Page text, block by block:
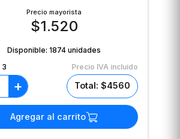
Precio mayorista
$1.520
Disponible:1874 unidades
3 Precio IVA incluido
+ Total: $4560
Agregar al carrito